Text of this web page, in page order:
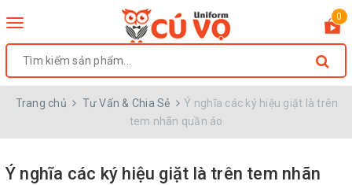
Toggle
0
Trang chủ Tư Vấn & Chia Sẻ
Ý nghĩa các ký hiệu giặt là trên
tem nhãn quần áo
Ý nghĩa các ký hiệu giặt là trên tem nhãn